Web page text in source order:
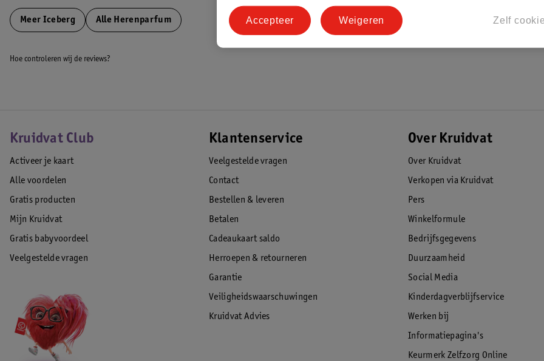
Meer Iceberg Alle Herenparfum
Hoe controleren wij de reviews?
Kruidvat Club
Activeer je kaart
Alle voordelen
Gratis producten
Mijn Kruidvat
Gratis babyvoordeel
Veelgestelde vragen
Klantenservice
Veelgestelde vragen
Contact
Bestellen & leveren
Betalen
Cadeaukaart saldo
Herroepen & retourneren
Garantie
Veiligheidswaarschuwingen
Kruidvat Advies
Over Kruidvat
Over Kruidvat
Verkopen via Kruidvat
Pers
Winkelformule
Bedrijfsgegevens
Duurzaamheid
Social Media
Kinderdagverblijfservice
Werken bij
Informatiepagina's
Keurmerk Zelfzorg Online
Zelf
Weigeren
Accepteer